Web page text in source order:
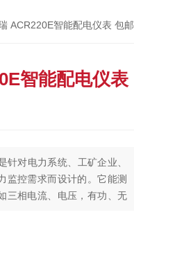
ACR220E智能配电仪表 包邮
智能配电仪表
针对电力系统、工矿企业、
监控需求而设计的。它能测
三相电流、电压，有功、无
网络电力仪表。它非常适合